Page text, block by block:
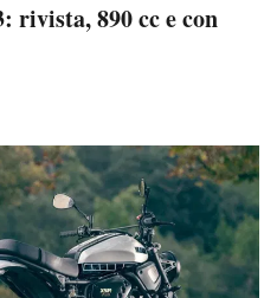
rivista, 890 cc e con